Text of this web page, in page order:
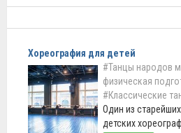
Хореография для детей
#Танцы народов
физическая
#Классические
Один из
детских